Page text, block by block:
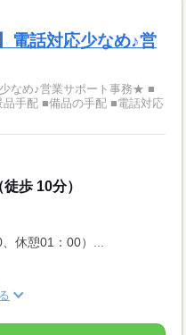
電話対応少なめ♪営
なめ♪営業サポート事務★ ■
手配 ■備品の手配 ■電話対応
歩 10分）
休憩01：00）...